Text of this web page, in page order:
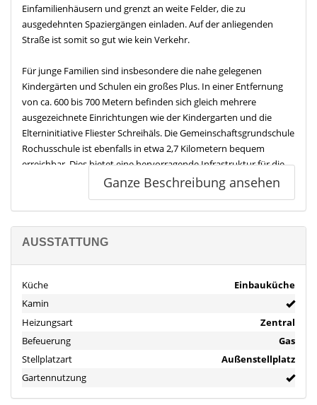
Einfamilienhäusern und grenzt an weite Felder, die zu
ausgedehnten Spaziergängen einladen. Auf der anliegenden
Straße ist somit so gut wie kein Verkehr.
Für junge Familien sind insbesondere die nahe gelegenen
Kindergärten und Schulen ein großes Plus. In einer Entfernung
von ca. 600 bis 700 Metern befinden sich gleich mehrere
ausgezeichnete Einrichtungen wie der Kindergarten und die
Elterninitiative Fliester Schreihäls. Die Gemeinschaftsgrundschule
Rochusschule ist ebenfalls in etwa 2,7 Kilometern bequem
erreichbar. Dies bietet eine hervorragende Infrastruktur für die
frühkindliche und schulische Bildung Ihrer Kinder.
Ein weiteres wichtiges Merkmal dieser Gegend sind die
zahlreichen Spielplätze in unmittelbarer Nähe. Der
nächstgelegene Spielplatz ist nur ca. 320 Meter entfernt, was es
Objektbeschreibung
Großzügiges Einfamilienhaus mit Kamin, Terrasse und Garten –
Baujahr 1988
Dieses Einfamilienhaus aus dem Baujahr 1988 bietet mit ca. 160
m² Wohnfläche und 6 Zimmern viel Platz für Familien, Paare oder
alle, die großzügiges Wohnen schätzen. Die durchdachte
Raumaufteilung sowie der Garten mit Terrasse schaffen ein
Ganze Beschreibung ansehen
AUSSTATTUNG
Küche
Einbauküche
Kamin
Heizungsart
Zentral
Befeuerung
Gas
Stellplatzart
Außenstellplatz
Gartennutzung